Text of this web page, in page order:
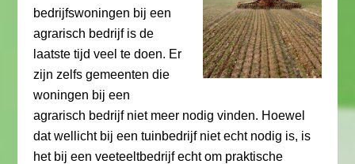
bedrijfswoningen bij een
agrarisch bedrijf is de
laatste tijd veel te doen. Er
zijn zelfs gemeenten die
woningen bij een
agrarisch bedrijf niet meer nodig vinden. Hoewel
dat wellicht bij een tuinbedrijf niet echt nodig is, is
het bij een veeteeltbedrijf echt om praktische